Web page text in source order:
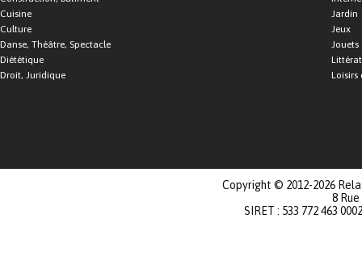
Cuisine
Culture
Danse, Théâtre, Spectacle
Diététique
Droit, Juridique
Jardin
Jeux
Jouets
Loisirs
Copyright © 2012-2026
8
SIRET : 533 772 463